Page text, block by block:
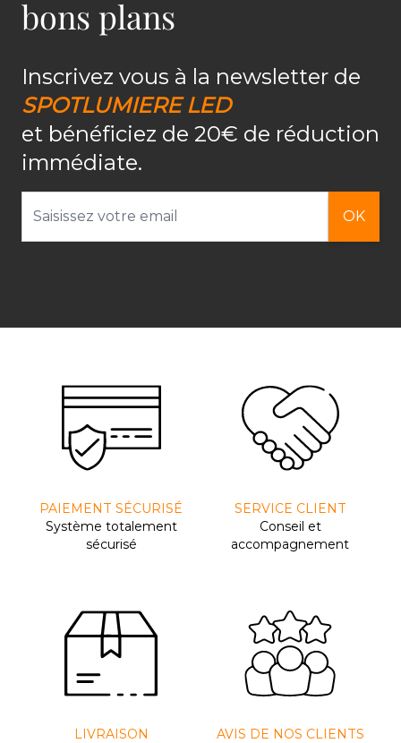
bons plans
Inscrivez vous à la newsletter de
SPOTLUMIERE LED
et bénéficiez de 20€ de réduction
immédiate.
OK
PAIEMENT SÉCURISÉ
Système totalement
sécurisé
SERVICE CLIENT
Conseil et
accompagnement
LIVRAISON
AVIS DE NOS CLIENTS